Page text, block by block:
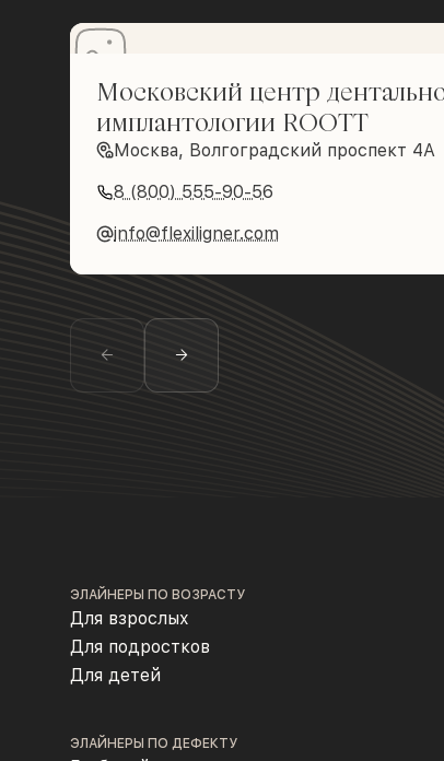
Московский центр
имплантологии ROOTT
Москва, Волгоградский проспект 4А
8 (800) 555-90-56
info@flexiligner.com
ЭЛАЙНЕРЫ ПО ВОЗРАСТУ
Для взрослых
Для подростков
Для детей
ЭЛАЙНЕРЫ ПО ДЕФЕКТУ